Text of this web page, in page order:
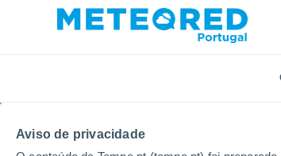
Aviso de privacidade